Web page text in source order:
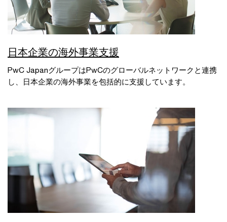
日本企業の海外事業支援
PwC JapanグループはPwCのグローバルネットワークと連携
し、日本企業の海外事業を包括的に支援しています。